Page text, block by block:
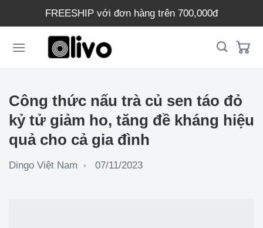
dung
FREESHIP với đơn hàng trên 700,000đ
Công thức nấu trà củ sen táo đỏ
kỷ tử giảm ho, tăng đề kháng hiệu
quả cho cả gia đình
Dingo Việt Nam 07/11/2023